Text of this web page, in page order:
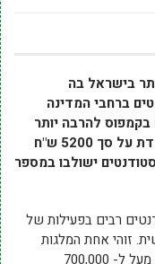
בישראל בה
הסטודנטים ברחבי המדינה
בקמפוס להרבה יותר
קלים ונעימים. המלגה בעיר כפר סבא עומדת על סך 5200 ש"ח
שבועיות. הסטודנטים ישולבו במספר
רבים בפעילות של
זוהי אחת המלגות
הפופולאריות אשר מאז הווסדה השתתפו בה מעל ל- 700,000